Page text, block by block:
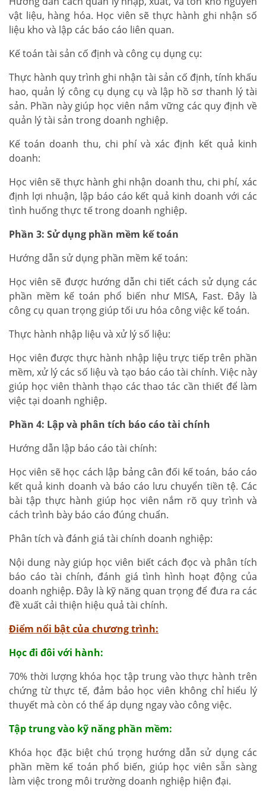
vật liệu, hàng hóa. Học viên sẽ thực hành ghi nhận số
liệu kho và lập các báo cáo liên quan.
Kế toán tài sản cố định và công cụ dụng cụ:
Thực hành quy trình ghi nhận tài sản cố định, tính khấu
hao, quản lý công cụ dụng cụ và lập hồ sơ thanh lý tài
sản. Phần này giúp học viên nắm vững các quy định về
quản lý tài sản trong doanh nghiệp.
Kế toán doanh thu, chi phí và xác định kết quả kinh
doanh:
Học viên sẽ thực hành ghi nhận doanh thu, chi phí, xác
định lợi nhuận, lập báo cáo kết quả kinh doanh với các
tình huống thực tế trong doanh nghiệp.
Phần 3: Sử dụng phần mềm kế toán
Hướng dẫn sử dụng phần mềm kế toán:
Học viên sẽ được hướng dẫn chi tiết cách sử dụng các
phần mềm kế toán phổ biến như MISA, Fast. Đây là
công cụ quan trọng giúp tối ưu hóa công việc kế toán.
Thực hành nhập liệu và xử lý số liệu:
Học viên được thực hành nhập liệu trực tiếp trên phần
mềm, xử lý các số liệu và tạo báo cáo tài chính. Việc này
giúp học viên thành thạo các thao tác cần thiết để làm
việc tại doanh nghiệp.
Phần 4: Lập và phân tích báo cáo tài chính
Hướng dẫn lập báo cáo tài chính:
Học viên sẽ học cách lập bảng cân đối kế toán, báo cáo
kết quả kinh doanh và báo cáo lưu chuyển tiền tệ. Các
bài tập thực hành giúp học viên nắm rõ quy trình và
cách trình bày báo cáo đúng chuẩn.
Phân tích và đánh giá tài chính doanh nghiệp:
Nội dung này giúp học viên biết cách đọc và phân tích
báo cáo tài chính, đánh giá tình hình hoạt động của
doanh nghiệp. Đây là kỹ năng quan trọng để đưa ra các
đề xuất cải thiện hiệu quả tài chính.
Điểm nổi bật của chương trình:
Học đi đôi với hành:
70% thời lượng khóa học tập trung vào thực hành trên
chứng từ thực tế, đảm bảo học viên không chỉ hiểu lý
thuyết mà còn có thể áp dụng ngay vào công việc.
Tập trung vào kỹ năng phần mềm:
Khóa học đặc biệt chú trọng hướng dẫn sử dụng các
phần mềm kế toán phổ biến, giúp học viên sẵn sàng
làm việc trong môi trường doanh nghiệp hiện đại.